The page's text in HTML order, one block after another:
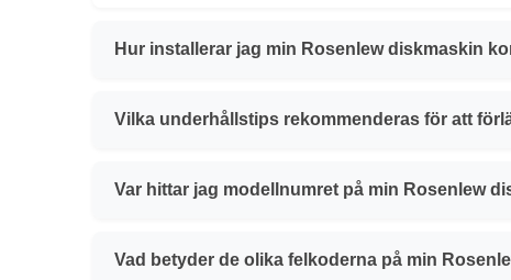
Hur installerar jag min Rosenlew diskmaskin
Vilka underhållstips rekommenderas för att
Var hittar jag modellnumret på min Rosenlew
Vad betyder de olika felkoderna på min